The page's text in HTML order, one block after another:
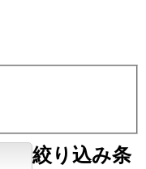
絞り込み条